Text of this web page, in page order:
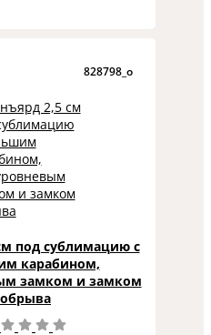
828798_o
под сублимацию с
карабином,
замком и замком
обрыва